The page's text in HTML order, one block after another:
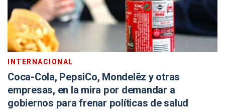
INTERNACIONAL
Coca-Cola, PepsiCo, Mondelēz y otras
empresas, en la mira por demandar a
gobiernos para frenar políticas de salud